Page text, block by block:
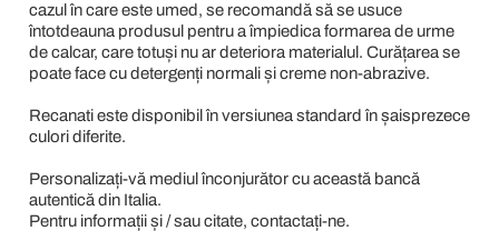
cazul în care este umed, se recomandă să se usuce
întotdeauna produsul pentru a împiedica formarea de urme
de calcar, care totuși nu ar deteriora materialul. Curățarea se
poate face cu detergenți normali și creme non-abrazive.
Recanati este disponibil în versiunea standard în șaisprezece
culori diferite.
Personalizați-vă mediul înconjurător cu această bancă
autentică din Italia.
Pentru informații și / sau citate, contactați-ne.